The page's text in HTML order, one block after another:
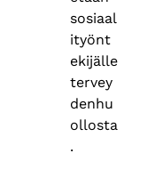
sosiaal
ityönt
ekijälle
tervey
denhu
ollosta
.